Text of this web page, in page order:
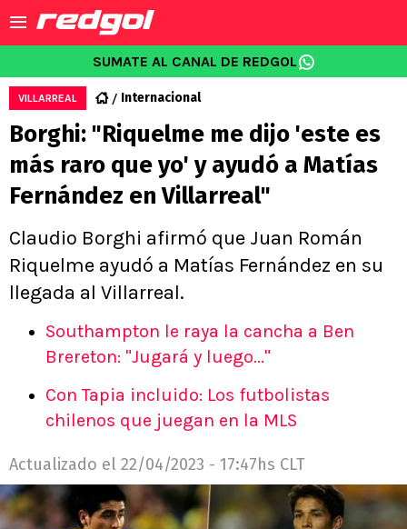
SUMATE AL CANAL DE REDGOL
VILLARREAL Internacional
Borghi: "Riquelme me dijo 'este es
más raro que yo' y ayudó a Matías
Fernández en Villarreal"
Claudio Borghi afirmó que Juan Román
Riquelme ayudó a Matías Fernández en su
llegada al Villarreal.
Southampton le raya la cancha a Ben
Brereton: "Jugará y luego..."
Con Tapia incluido: Los futbolistas
chilenos que juegan en la MLS
Actualizado el 22/04/2023 - 17:47hs CLT